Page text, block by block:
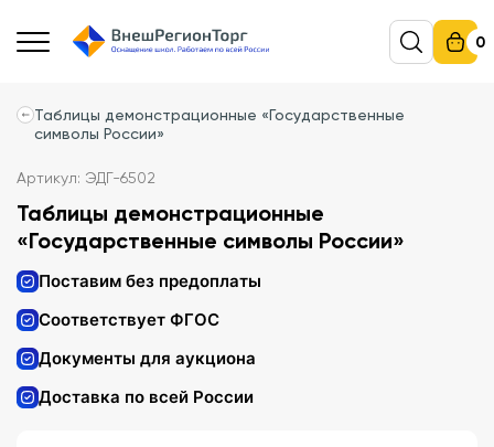
0
Таблицы демонстрационные «Государственные
символы России»
Артикул: ЭДГ-6502
Таблицы демонстрационные
«Государственные символы России»
Поставим без предоплаты
Соответствует ФГОС
Документы для аукциона
Доставка по всей России